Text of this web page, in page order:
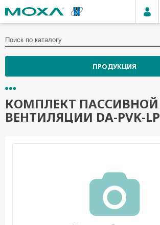
ПРОДУКЦИЯ
КОМПЛЕКТ ПАССИВНОЙ
ВЕНТИЛЯЦИИ DA-PVK-LP